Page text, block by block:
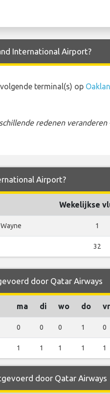
International Airport?
terminal(s) op
redenen
Airport?
Wekelijkse
1
32
door Qatar Airways
ma di wo do vr
0 0 0 1 0
1 1 1 1 1
door Qatar Airways